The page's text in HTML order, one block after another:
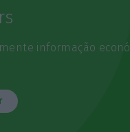
informação